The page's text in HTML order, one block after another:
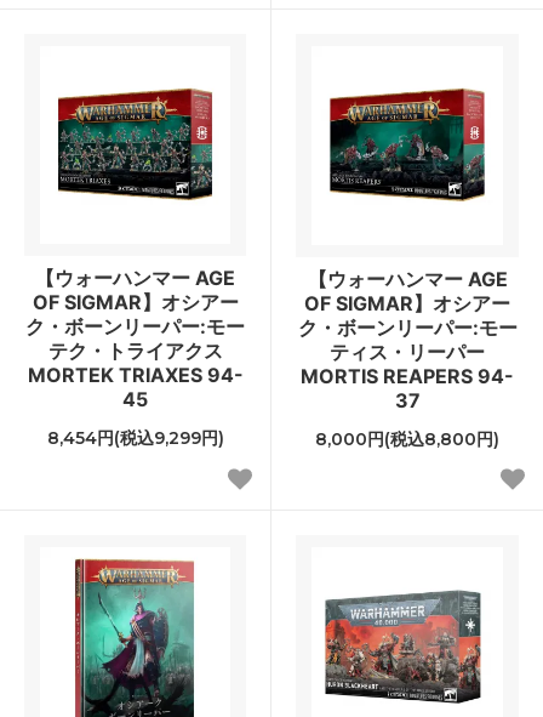
【ウォーハンマー AGE
OF SIGMAR】オシアー
ク・ボーンリーパー:モー
テク・トライアクス
MORTEK TRIAXES 94-
45
8,454円(税込9,299円)
【ウォーハンマー AGE
OF SIGMAR】オシアー
ク・ボーンリーパー:モー
ティス・リーパー
MORTIS REAPERS 94-
37
8,000円(税込8,800円)